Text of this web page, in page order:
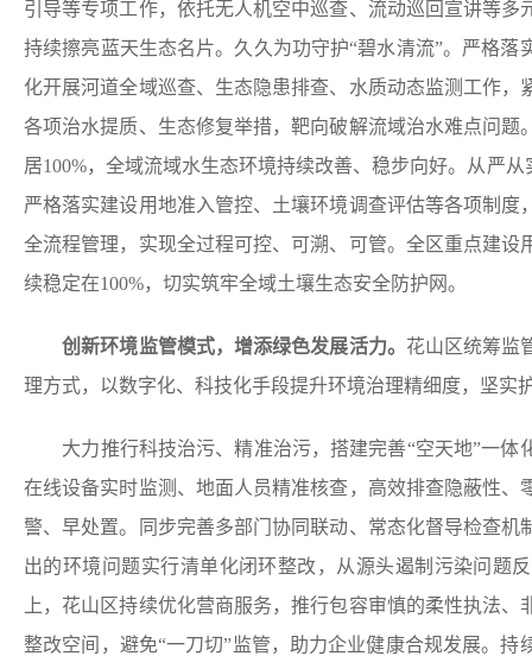
引导等专项工作，依托无人机空中巡查、流动巡回宣讲等
持续擦亮蓝天生态名片。久久为功守护“碧水清流”。严格
化开展河道全域巡查、生态隐患排查、水质动态监测工作
各项治水提质、生态修复举措，靶向破解流域治水难点问
居100%，全域流域水生态环境持续改善、稳步向好。从严
严格落实建设用地准入管控、土壤环境调查评估等各项制
全流程管理，实现全过程可控、可溯、可管。全区重点建
续稳定在100%，切实筑牢全域土壤生态安全防护网。
创新环境监管模式， 增添绿色发展活力。 花山区统筹监
理方式，以数字化、科技化手段提升环境治理精细度，坚实
大力推行科技治污、精准治污，搭建完善“空天地”一体
在线设备实时监测、地面人员精准核查，高效排查隐蔽性
警、早处置。同步完善多部门协同联动、常态化督导检查
出的环境问题实行清单化闭环整改，从源头遏制污染问题
上，花山区持续优化营商服务，推行包容审慎的柔性执法
整改空间，避免“一刀切”监管，助力企业健康合规发展。